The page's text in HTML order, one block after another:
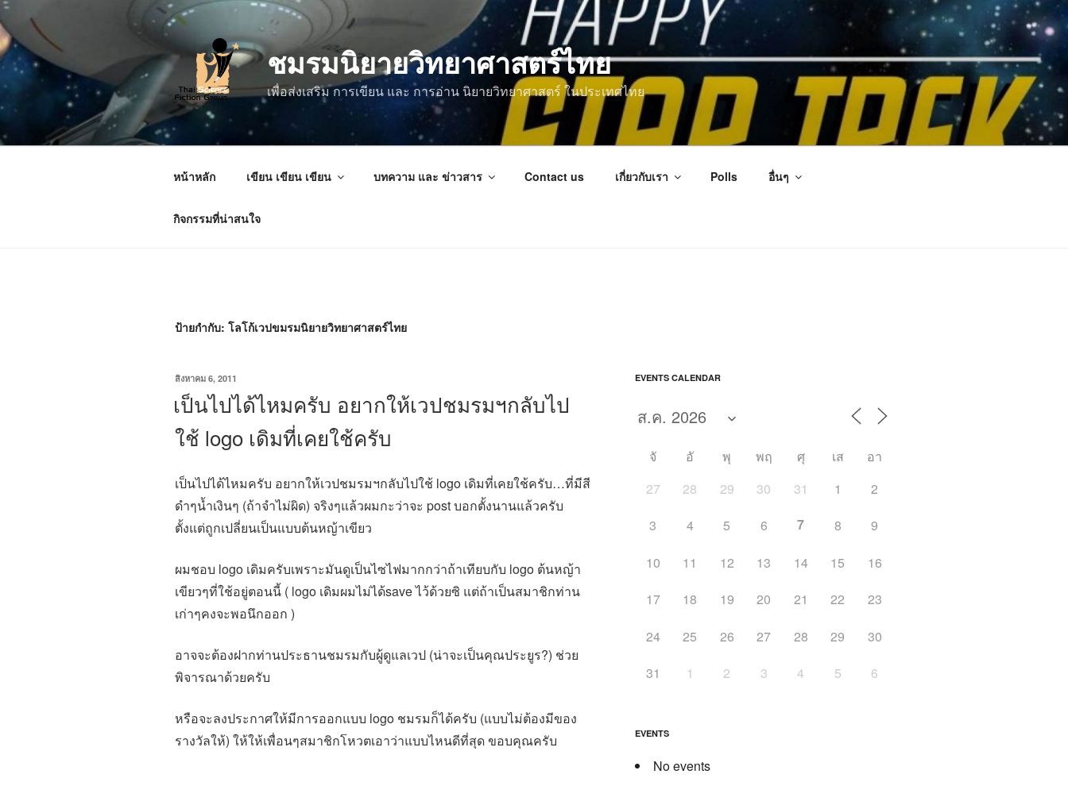
ข้าม
ไป
ยัง
บทความ
ชมรมนิยายวิทยาศาสตร์ไทย
เพื่อส่งเสริม การเขียน และ การอ่าน นิยายวิทยาศาสตร์ ในประเทศไทย
หน้าหลัก เขียน เขียน เขียน บทความ และ ข่าวสาร Contact us เกี่ยวกับเรา Polls อื่นๆ
กิจกรรมที่น่าสนใจ
ป้ายกำกับ: โลโก้เวปขมรมนิยายวิทยาศาสตร์ไทย
เขียน
วัน
ที่
สิงหาคม 6, 2011
เป็นไปได้ไหมครับ อยากให้เวปชมรมฯกลับไป
ใช้ logo เดิมที่เคยใช้ครับ
เป็นไปได้ไหมครับ อยากให้เวปชมรมฯกลับไปใช้ logo เดิมที่เคยใช้ครับ…ที่มีสี
ดำๆน้ำเงินๆ (ถ้าจำไม่ผิด) จริงๆแล้วผมกะว่าจะ post บอกตั้งนานแล้วครับ
ตั้งแต่ถูกเปลี่ยนเป็นแบบต้นหญ้าเขียว
ผมชอบ logo เดิมครับเพราะมันดูเป็นไซไฟมากกว่าถ้าเทียบกับ logo ต้นหญ้า
เขียวๆที่ใช้อยู่ตอนนี้ ( logo เดิมผมไม่ได้save ไว้ด้วยซิ แต่ถ้าเป็นสมาชิกท่าน
เก่าๆคงจะพอนึกออก )
อาจจะต้องฝากท่านประธานชมรมกับผู้ดูแลเวป (น่าจะเป็นคุณประยูร?) ช่วย
พิจารณาด้วยครับ
หรือจะลงประกาศให้มีการออกแบบ logo ชมรมก็ได้ครับ (แบบไม่ต้องมีของ
รางวัลให้) ให้ให้เพื่อนๆสมาชิกโหวตเอาว่าแบบไหนดีที่สุด ขอบคุณครับ
EVENTS CALENDAR
จั อั พุ พฤ ศุ เส
อา
27
28 29 30 31 1 2
3 4 5 6 7 8 9
10 11 12 13 14 15 16
17 18 19 20 21 22 23
24 25 26 27 28 29 30
31 1 2 3 4 5 6
EVENTS
No events